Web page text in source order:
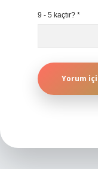
9 - 5 kaçtır? *